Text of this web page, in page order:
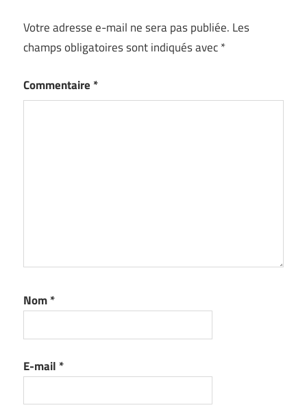
Votre adresse e-mail ne sera pas publiée. Les
champs obligatoires sont indiqués avec*
Commentaire *
Nom*
E-mail *